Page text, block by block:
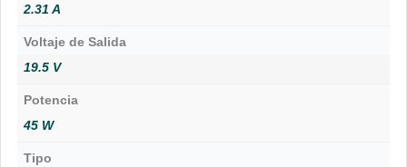
2.31 A
Voltaje de Salida
19.5 V
Potencia
45 W
Tipo